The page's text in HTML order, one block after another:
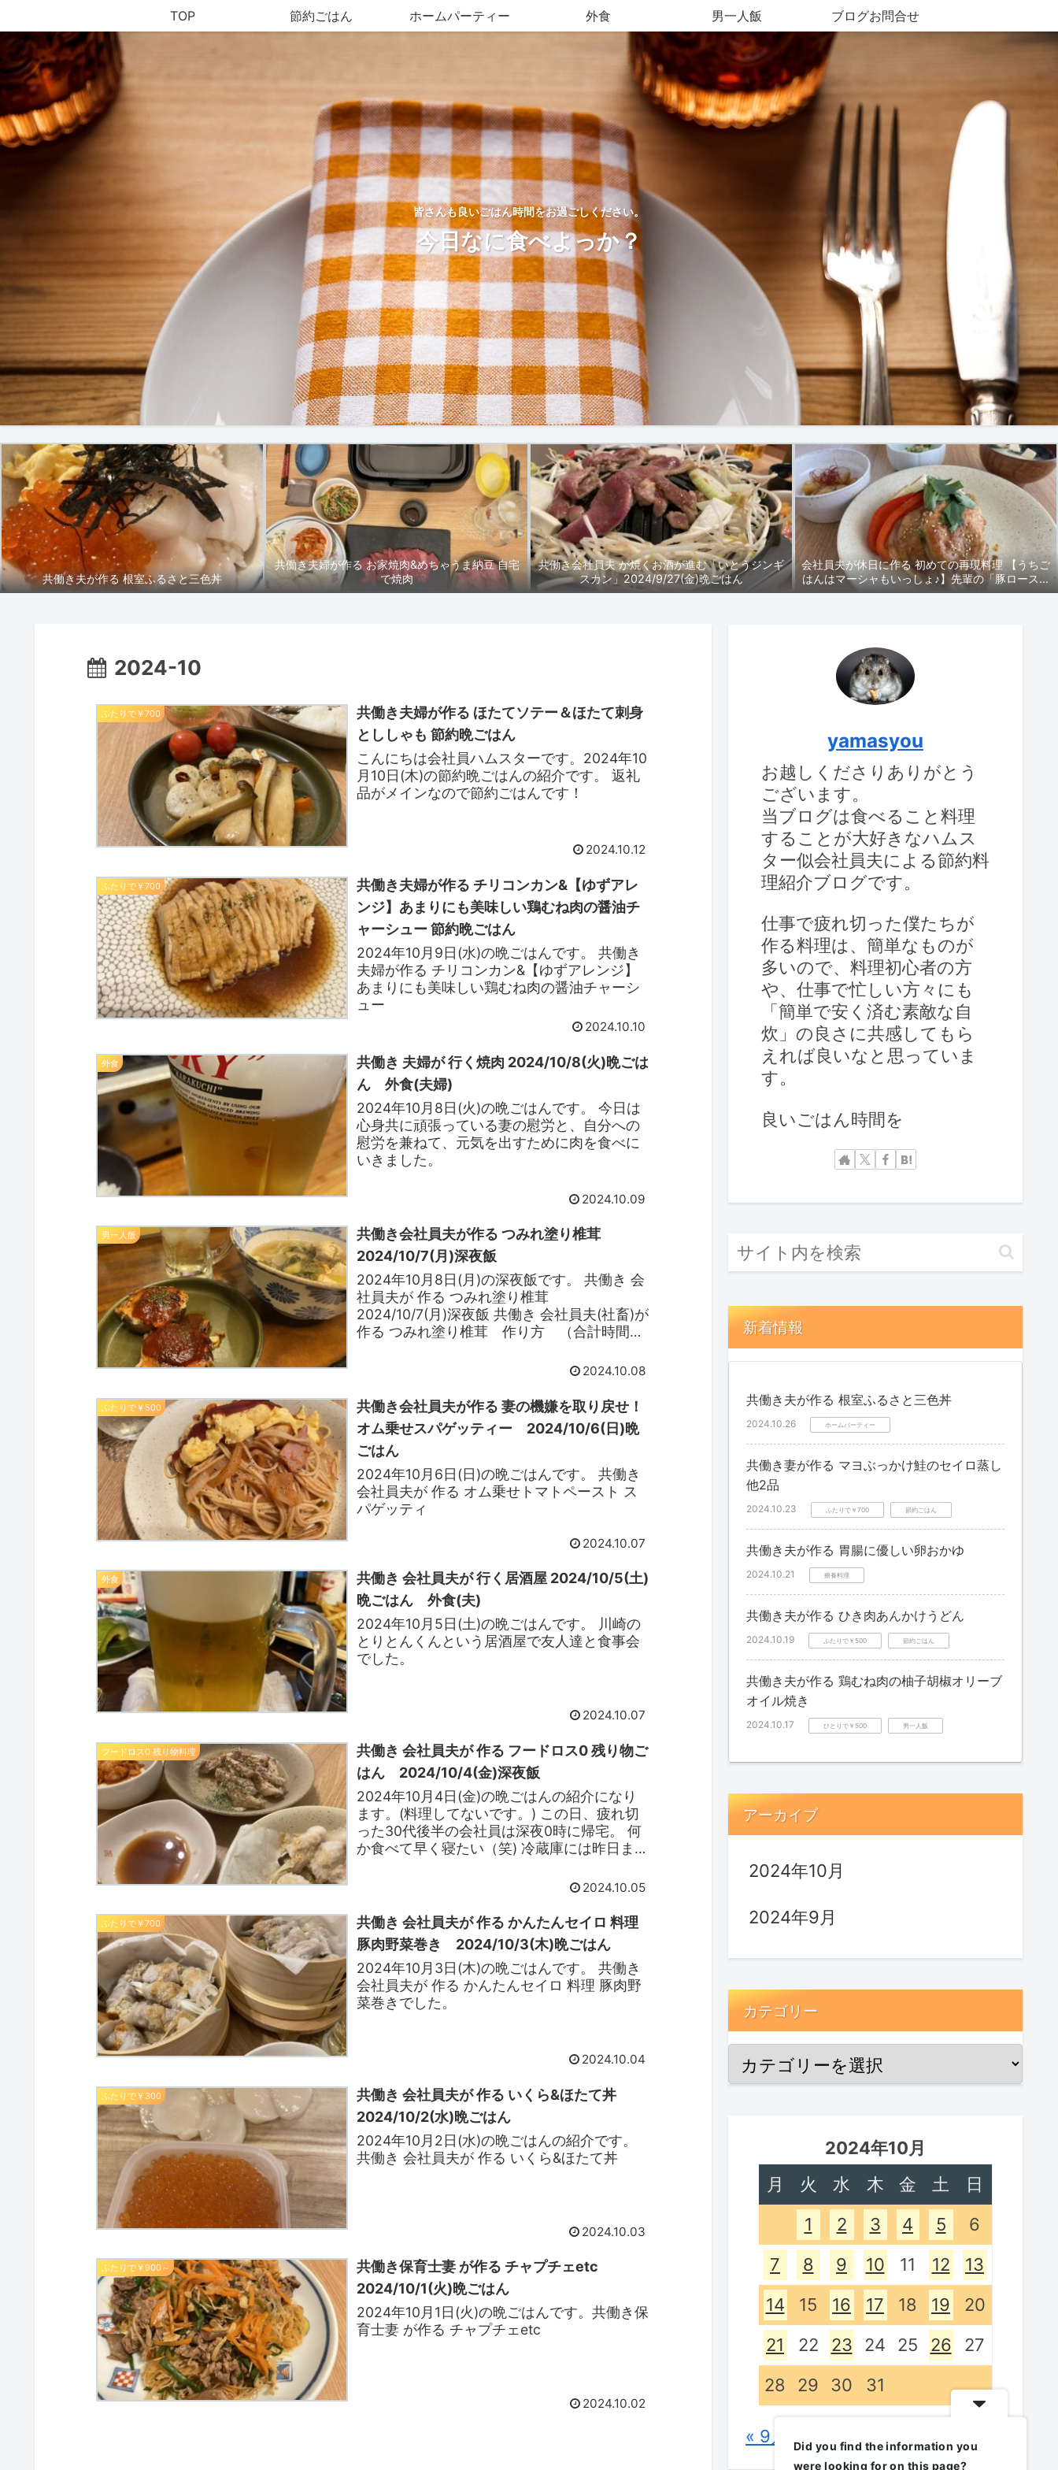
皆さんも良いごはん時間をお過ごしください。
今日なに食べよっか？
TOP 節約ごはん ホームパーティー 外食 男一人飯 ブログお問合せ
共働き夫が作る 根室ふるさと三色丼
共働き夫婦が作る お家焼肉&めちゃうま納豆 自宅
で焼肉
共働き会社員夫 が焼くお酒が進む「いとうジンギ
スカン」2024/9/27(金)晩ごはん
会社員夫が休日に作る 初めての再現料理 【うちご
はんはマーシャもいっしょ♪】先輩の「豚ロース丼
＆じゃがいものきんぴら」
2024-10
ふたりで￥700
共働き夫婦が作る ほたてソテー＆ほたて刺身
とししゃも 節約晩ごはん
こんにちは会社員ハムスターです。2024年10
月10日(木)の節約晩ごはんの紹介です。 返礼
品がメインなので節約ごはんです！
2024.10.12
ふたりで￥700
共働き夫婦が作る チリコンカン&【ゆずアレ
ンジ】あまりにも美味しい鶏むね肉の醤油チ
ャーシュー 節約晩ごはん
2024年10月9日(水)の晩ごはんです。 共働き
夫婦が作る チリコンカン&【ゆずアレンジ】
あまりにも美味しい鶏むね肉の醤油チャーシ
ュー
2024.10.10
外食
共働き 夫婦が 行く焼肉 2024/10/8(火)晩ごは
ん 外食(夫婦)
2024年10月8日(火)の晩ごはんです。 今日は
心身共に頑張っている妻の慰労と、自分への
慰労を兼ねて、元気を出すために肉を食べに
いきました。
2024.10.09
男一人飯
共働き会社員夫が作る つみれ塗り椎茸
2024/10/7(月)深夜飯
2024年10月8日(月)の深夜飯です。 共働き 会
社員夫が 作る つみれ塗り椎茸
2024/10/7(月)深夜飯 共働き 会社員夫(社畜)が
作る つみれ塗り椎茸 作り方 （合計時間
つみれ塗り椎茸を焼く 10分 3.ソースを作
2024.10.08
ふたりで￥500
共働き会社員夫が作る 妻の機嫌を取り戻せ！
オム乗せスパゲッティー 2024/10/6(日)晩
ごはん
2024年10月6日(日)の晩ごはんです。 共働き
会社員夫が 作る オム乗せトマトペースト ス
パゲッティ
2024.10.07
外食
共働き 会社員夫が 行く居酒屋 2024/10/5(土)
晩ごはん 外食(夫)
2024年10月5日(土)の晩ごはんです。 川崎の
とりとんくんという居酒屋で友人達と食事会
でした。
2024.10.07
フードロス0 残り物料理
共働き 会社員夫が 作る フードロス0 残り物ご
はん 2024/10/4(金)深夜飯
2024年10月4日(金)の晩ごはんの紹介になり
ます。(料理してないです。) この日、疲れ切
った30代後半の会社員は深夜0時に帰宅。 何
か食べて早く寝たい（笑) 冷蔵庫には昨日まで
日、フードロスは0を掲げている僕は残り物ご
た。
2024.10.05
ふたりで￥700
共働き 会社員夫が 作る かんたんセイロ 料理
豚肉野菜巻き 2024/10/3(木)晩ごはん
2024年10月3日(木)の晩ごはんです。 共働き
会社員夫が 作る かんたんセイロ 料理 豚肉野
菜巻きでした。
2024.10.04
ふたりで￥300
共働き 会社員夫が 作る いくら&ほたて丼
2024/10/2(水)晩ごはん
2024年10月2日(水)の晩ごはんの紹介です。
共働き 会社員夫が 作る いくら&ほたて丼
2024.10.03
ふたりで￥900～
共働き保育士妻 が作る チャプチェetc
2024/10/1(火)晩ごはん
2024年10月1日(火)の晩ごはんです。共働き保
育士妻 が作る チャプチェetc
2024.10.02
yamasyou
お越しくださりありがとう
ございます。
当ブログは食べること料理
することが大好きなハムス
ター似会社員夫による節約料
理紹介ブログです。
仕事で疲れ切った僕たちが
作る料理は、簡単なものが
多いので、料理初心者の方
や、仕事で忙しい方々にも
「簡単で安く済む素敵な自
炊」の良さに共感してもら
えれば良いなと思っていま
す。
良いごはん時間を
新着情報
共働き夫が作る 根室ふるさと三色丼
2024.10.26 ホームパーティー
共働き妻が作る マヨぶっかけ鮭のセイロ蒸し
他2品
2024.10.23 ふたりで￥700 節約ごはん
共働き夫が作る 胃腸に優しい卵おかゆ
2024.10.21 療養料理
共働き夫が作る ひき肉あんかけうどん
2024.10.19 ふたりで￥500 節約ごはん
共働き夫が作る 鶏むね肉の柚子胡椒オリーブ
オイル焼き
2024.10.17 ひとりで￥500 男一人飯
アーカイブ
2024年10月
2024年9月
カテゴリー
2024年10月
月
火 水 木 金 土
日
1
2 3 4 5
6
7
8 9 10 11 12
13
14
15 16 17 18 19
20
21
22 23 24 25 26
27
28
29 30 31
« 9月
Did you find the information you
were looking for on this page?